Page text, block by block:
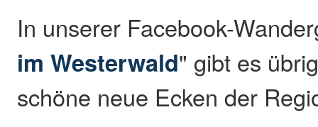
In unserer Facebook-
im Westerwald" gibt es
schöne neue Ecken der